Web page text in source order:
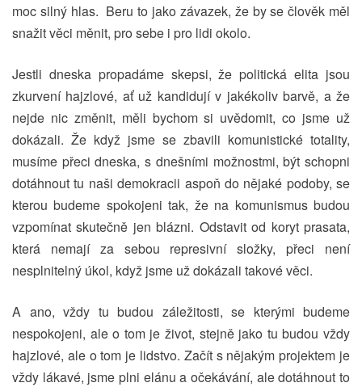
moc silný hlas. Beru to jako závazek, že by se člověk měl
snažit věci měnit, pro sebe i pro lidi okolo.
Jestli dneska propadáme skepsi, že politická elita jsou
zkurvení hajzlové, ať už kandidují v jakékoliv barvě, a že
nejde nic změnit, měli bychom si uvědomit, co jsme už
dokázali. Že když jsme se zbavili komunistické totality,
musíme přeci dneska, s dnešními možnostmi, být schopni
dotáhnout tu naši demokracii aspoň do nějaké podoby, se
kterou budeme spokojeni tak, že na komunismus budou
vzpomínat skutečně jen blázni. Odstavit od koryt prasata,
která nemají za sebou represivní složky, přeci není
nesplnitelný úkol, když jsme už dokázali takové věci.
A ano, vždy tu budou záležitosti, se kterými budeme
nespokojeni, ale o tom je život, stejně jako tu budou vždy
hajzlové, ale o tom je lidstvo. Začít s nějakým projektem je
vždy lákavé, jsme plni elánu a očekávání, ale dotáhnout to